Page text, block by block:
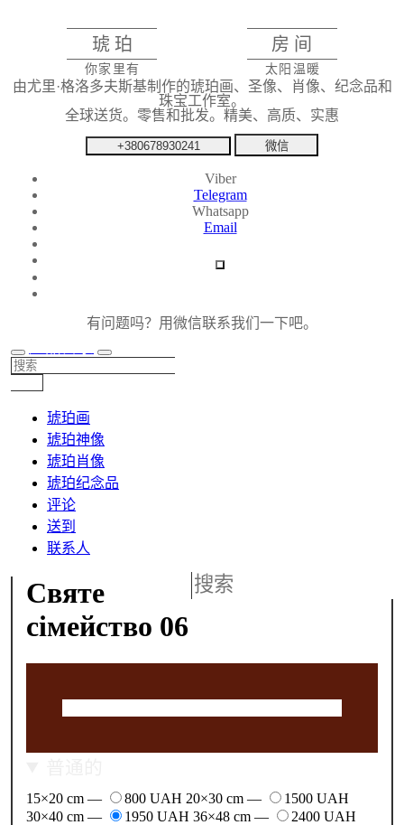
琥珀 房间
你家里有 太阳温暖
由尤里·格洛多夫斯基制作的琥珀画、圣像、肖像、纪念品和
珠宝工作室。
全球送货。零售和批发。精美、高质、实惠
+380678930241 微信
Viber
Telegram
Whatsapp
Email
有问题吗？用微信联系我们一下吧。
琥珀画
琥珀神像
琥珀肖像
琥珀纪念品
评论
送到
联系人
Святе
сімейство 06
15×20 cm — 800 UAH 20×30 cm —
1500 UAH
30×40 cm —
1950 UAH 36×48 cm —
2400 UAH